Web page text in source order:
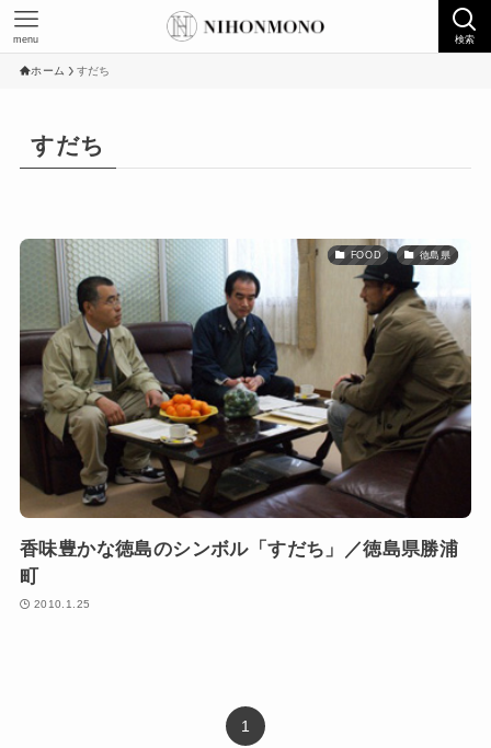
検索
menu
ホーム すだち
すだち
FOOD 徳島県
香味豊かな徳島のシンボル「すだち」／徳島県勝浦
町
2010.1.25
1